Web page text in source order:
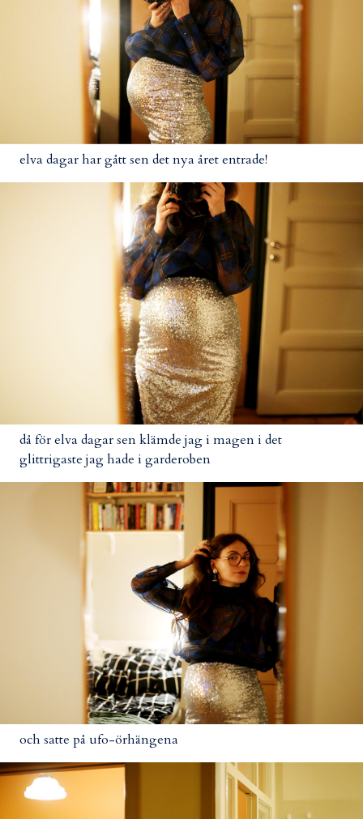
elva dagar har gått sen det nya året entrade!
då för elva dagar sen klämde jag i magen i det
glittrigaste jag hade i garderoben
och satte på ufo-örhängena